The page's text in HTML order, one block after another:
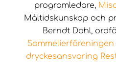
programledare,
Måltidskunskap och
Berndt Dahl,
Sommelierföreningen
dryckesansvaring